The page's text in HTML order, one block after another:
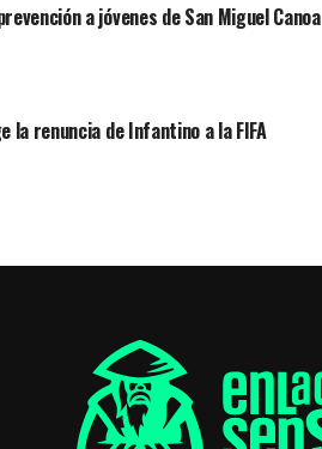
a jóvenes de San Miguel Canoa
la renuncia de Infantino a la FIFA